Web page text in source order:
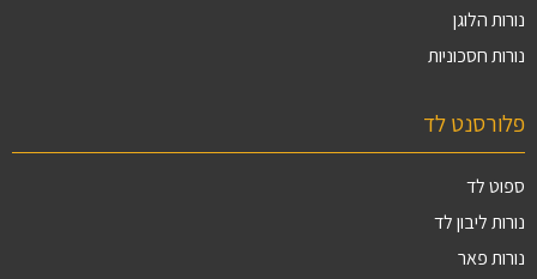
נורות הלוגן
נורות חסכוניות
פלורסנט לד
ספוט לד
נורות ליבון לד
נורות פאר